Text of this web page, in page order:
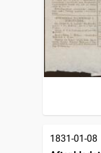
1831-01-08